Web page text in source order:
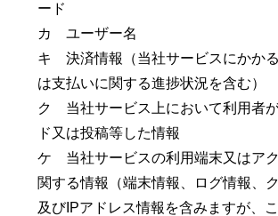
ード
カ ユーザー名
キ 決済情報（当社サービスにかか
は支払いに関する進捗状況を含む）
ク 当社サービス上において利用者
ド又は投稿等した情報
ケ 当社サービスの利用端末又はア
関する情報（端末情報、ログ情報、
及びIPアドレス情報を含みますが、